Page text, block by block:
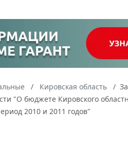
Кировская область
"О бюджете Кировского
2010 и 2011 годов"